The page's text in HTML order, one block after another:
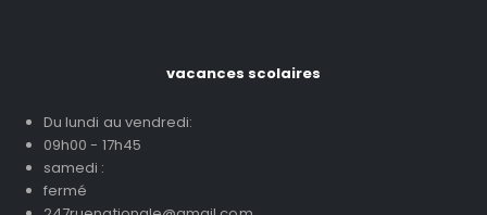
vacances scolaires
Du lundi au vendredi:
09h00 - 17h45
samedi :
fermé